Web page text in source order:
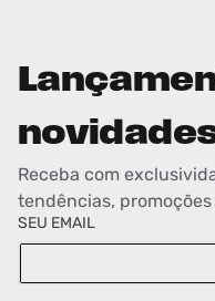
Receba com
tendências,
SEU EMAIL